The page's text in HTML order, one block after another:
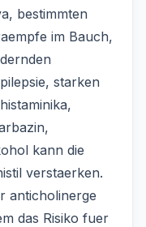
bestimmten
im Bauch,
starken
kann die
verstaerken.
anticholinerge
das Risiko fuer